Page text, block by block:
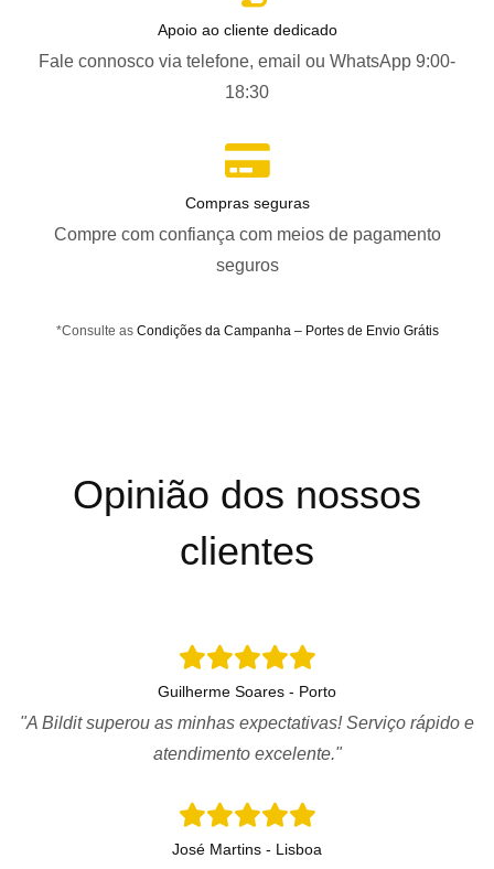
Apoio ao cliente dedicado
Fale connosco via telefone, email ou WhatsApp 9:00-
18:30
Compras seguras
Compre com confiança com meios de pagamento
seguros
*Consulte as Condições da Campanha – Portes de Envio Grátis
Opinião dos nossos
clientes
Guilherme Soares - Porto
"A Bildit superou as minhas expectativas! Serviço rápido e
atendimento excelente."
José Martins - Lisboa